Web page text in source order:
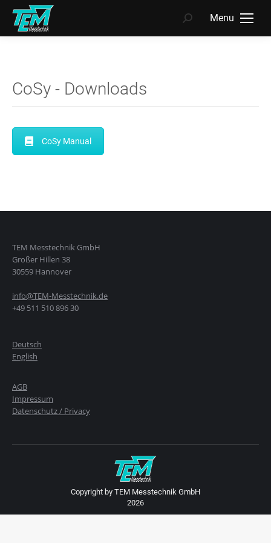
Menu
Search:
CoSy - Downloads
CoSy Manual
TEM Messtechnik GmbH
Großer Hillen 38
30559 Hannover
info@TEM-Messtechnik.de
+49 511 510 896 30
Deutsch
English
AGB
Impressum
Datenschutz / Privacy
Copyright by TEM Messtechnik GmbH
2026